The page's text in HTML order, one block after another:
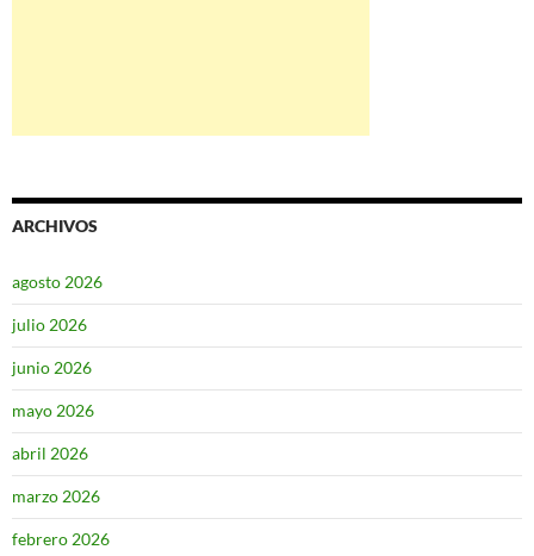
ARCHIVOS
agosto 2026
julio 2026
junio 2026
mayo 2026
abril 2026
marzo 2026
febrero 2026